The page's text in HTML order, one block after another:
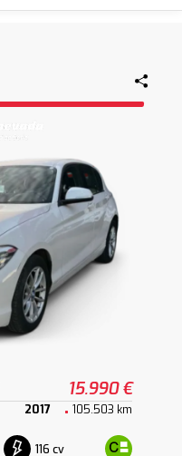
15.990 €
2017 105.503 km
116 cv